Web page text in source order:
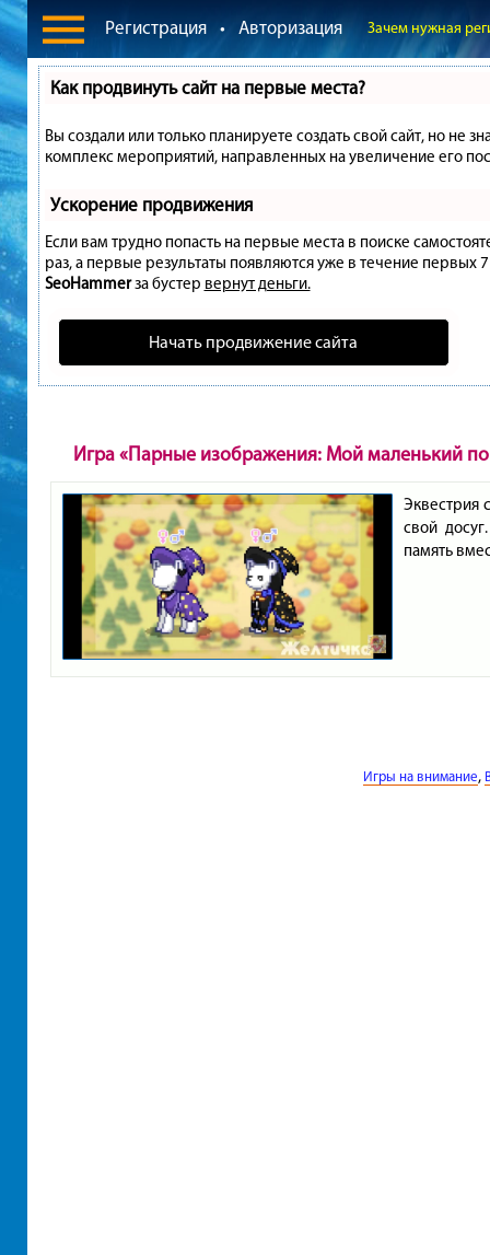
Регистрация • Авторизация Зачем нужная
Как продвинуть сайт на первые места?
Вы создали или только планируете создать свой сайт, но не
комплекс мероприятий, направленных на увеличение его
Ускорение продвижения
Если вам трудно попасть на первые места в поиске
раз, а первые результаты появляются уже в течение первых
SeoHammerза бустер вернут деньги.
Начать продвижение сайта
Игра «Парные изображения: Мой маленький
Эквестрия
свой
память
Игры на внимание,